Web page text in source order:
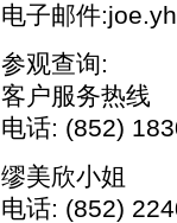
电子邮件
参观查询:
客户服务热线
电话: (852)
缪美欣小姐
电话: (852)